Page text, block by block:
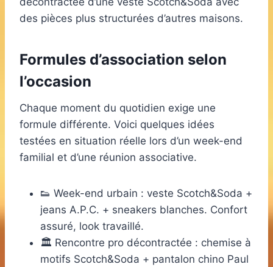
des pièces plus structurées d’autres maisons.
Formules d’association selon
l’occasion
Chaque moment du quotidien exige une
formule différente. Voici quelques idées
testées en situation réelle lors d’un week-end
familial et d’une réunion associative.
👟 Week-end urbain : veste Scotch&Soda +
jeans A.P.C. + sneakers blanches. Confort
assuré, look travaillé.
🏛️ Rencontre pro décontractée : chemise à
motifs Scotch&Soda + pantalon chino Paul